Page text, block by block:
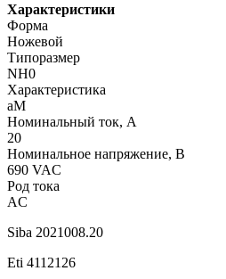
Характеристики
Форма
Ножевой
Типоразмер
NH0
Характеристика
aM
Номинальный ток, А
20
Номинальное напряжение, В
690 VAC
Род тока
AC
Siba 2021008.20
Eti 4112126